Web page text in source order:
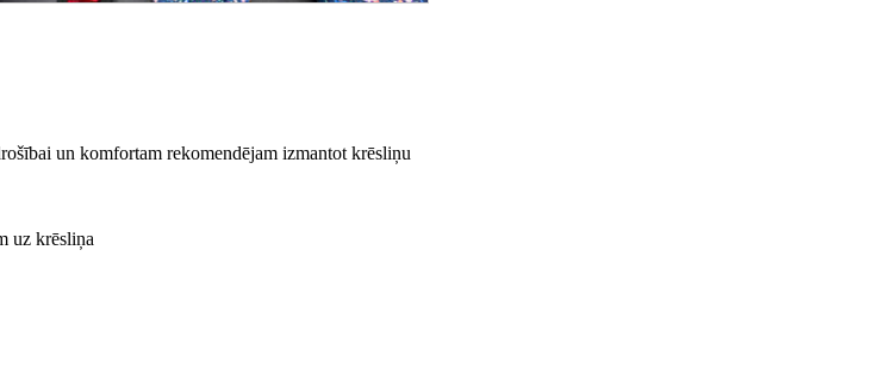
un komfortam rekomendējam izmantot krēsliņu
uz krēsliņa